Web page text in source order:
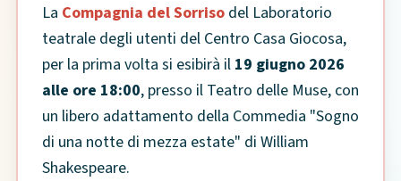
La Compagnia del Sorriso del Laboratorio
teatrale degli utenti del Centro Casa Giocosa,
per la prima volta si esibirà il 19 giugno 2026
alle ore 18:00, presso il Teatro delle Muse, con
un libero adattamento della Commedia "Sogno
di una notte di mezza estate" di William
Shakespeare.